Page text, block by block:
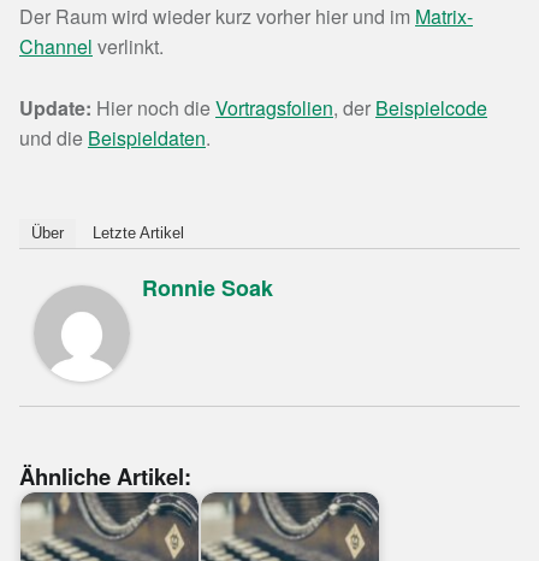
Der Raum wird wieder kurz vorher hier und im Matrix-
Channel verlinkt.
Update: Hier noch dieVortragsfolien, der Beispielcode
und die Beispieldaten.
Über Letzte Artikel
Ronnie Soak
Ähnliche Artikel: